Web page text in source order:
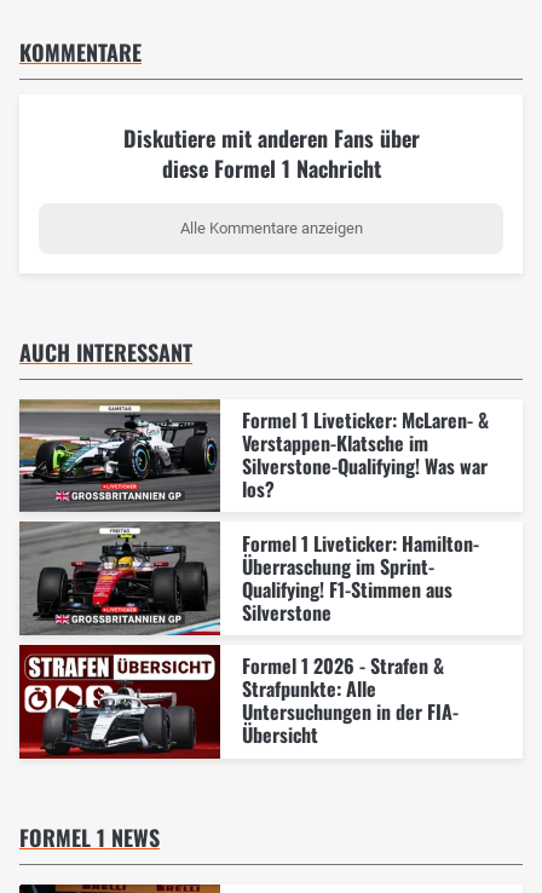
KOMMENTARE
Diskutiere mit anderen Fans über
diese Formel 1 Nachricht
Alle Kommentare anzeigen
AUCH INTERESSANT
Formel 1 Liveticker: McLaren- &
Verstappen-Klatsche im
Silverstone-Qualifying! Was war
los?
Formel 1 Liveticker: Hamilton-
Überraschung im Sprint-
Qualifying! F1-Stimmen aus
Silverstone
Formel 1 2026 - Strafen &
Strafpunkte: Alle
Untersuchungen in der FIA-
Übersicht
FORMEL 1 NEWS